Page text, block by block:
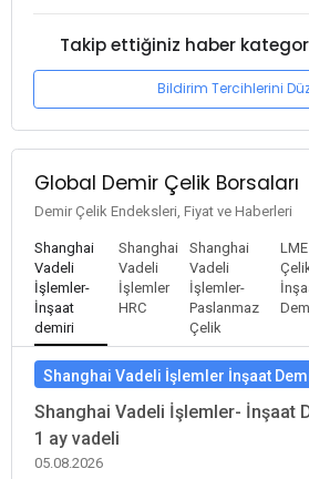
Takip ettiğiniz haber
Bildirim Tercihlerini
Global Demir Çelik Borsaları
Demir Çelik Endeksleri, Fiyat ve Haberleri
Shanghai
Vadeli
İşlemler-
İnşaat
demiri
Shanghai
Vadeli
İşlemler
HRC
Shanghai
Vadeli
İşlemler-
Paslanmaz
Çelik
LME
Shanghai Vadeli İşlemler İnşaat
Shanghai Vadeli İşlemler- İnşaat
1 ay vadeli
05.08.2026